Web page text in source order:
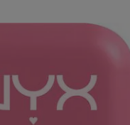
geavanceerde
zoekopties